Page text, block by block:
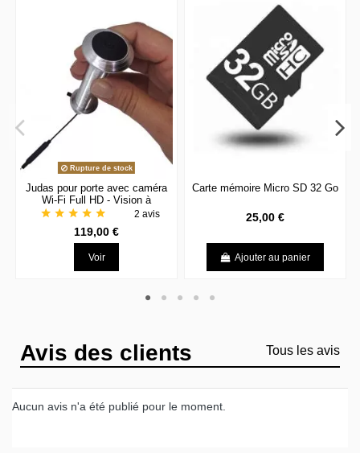
Rupture de stock
Judas pour porte avec caméra
Wi-Fi Full HD - Vision à
distance
star star star star star 2 avis
119,00 €
Voir
Carte mémoire Micro SD 32 Go
25,00 €
Ajouter au panier
Avis des clients Tous les avis
Aucun avis n'a été publié pour le moment.